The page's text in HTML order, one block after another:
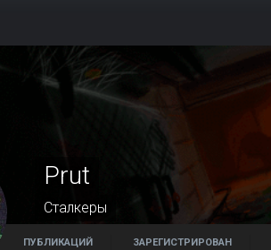
Prut
Сталкеры
ПУБЛИКАЦИЙ ЗАРЕГИСТРИРОВАН